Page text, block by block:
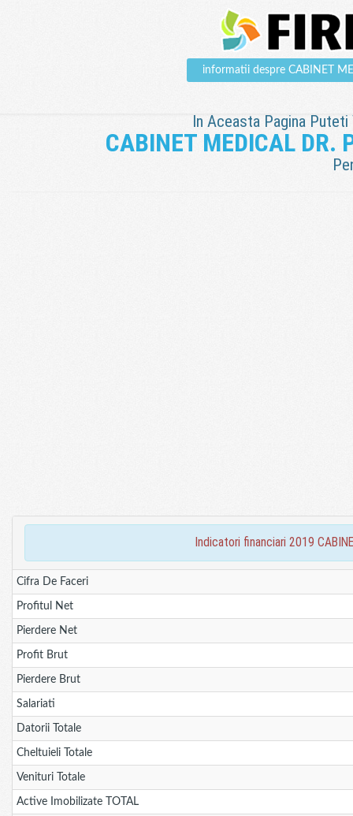
informatii despre CABINET
In Aceasta Pagina
CABINET MEDICAL DR.
indicatori financiari 2019
Cifra De Faceri
Profitul Net
Pierdere Net
Profit Brut
Pierdere Brut
Salariati
Datorii Totale
Cheltuieli Totale
Venituri Totale
Active Imobilizate TOTAL